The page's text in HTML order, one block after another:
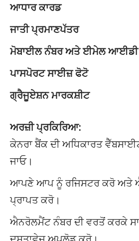
ਆਧਾਰ ਕਾਰਡ
ਜਾਤੀ ਪ੍ਰਮਾਣਪੱਤਰ
ਮੋਬਾਈਲ ਨੰਬਰ ਅਤੇ ਈਮੇਲ ਆਈਡੀ
ਪਾਸਪੋਰਟ ਸਾਈਜ਼ ਫੋਟੋ
ਗ੍ਰੈਜੂਏਸ਼ਨ ਮਾਰਕਸ਼ੀਟ
ਅਰਜ਼ੀ ਪ੍ਰਕਿਰਿਆ:
ਕੇਨਰਾ ਬੈਂਕ ਦੀ ਅਧਿਕਾਰਤ
ਜਾਓ।
ਆਪਣੇ ਆਪ ਨੂੰ ਰਜਿਸਟਰ ਕਰੋ ਅਤੇ
ਪ੍ਰਾਪਤ ਕਰੋ।
ਐਨਰੋਲਮੈਂਟ ਨੰਬਰ ਦੀ ਵਰਤੋਂ ਕਰਕੇ